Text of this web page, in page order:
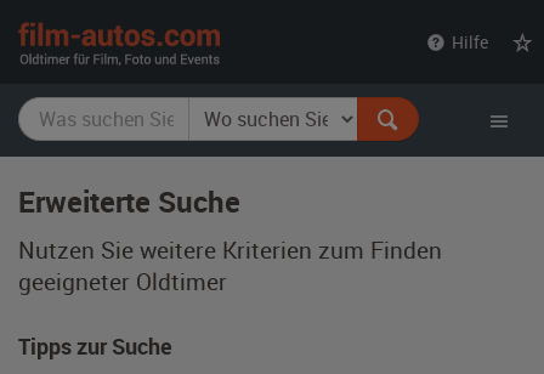
Hilfe
Erweiterte Suche
Nutzen Sie weitere Kriterien zum Finden
geeigneter Oldtimer
Tipps zur Suche